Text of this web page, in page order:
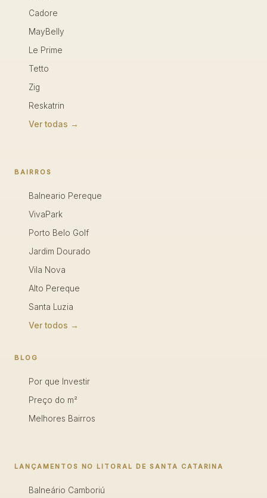
Cadore
MayBelly
Le Prime
Tetto
Zig
Reskatrin
Ver todas →
BAIRROS
Balneario Pereque
VivaPark
Porto Belo Golf
Jardim Dourado
Vila Nova
Alto Pereque
Santa Luzia
Ver todos →
BLOG
Por que Investir
Preço do m²
Melhores Bairros
LANÇAMENTOS NO LITORAL DE SANTA CATARINA
Balneário Camboriú